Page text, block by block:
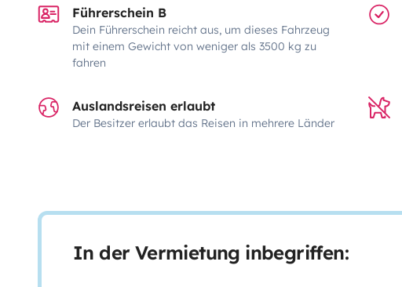
Führerschein B
Dein Führerschein reicht aus, um dieses Fahrzeug
mit einem Gewicht von weniger als 3500 kg zu
fahren
Auslandsreisen erlaubt
Der Besitzer erlaubt das Reisen in mehrere Länder
In der Vermietung inbegriffen: